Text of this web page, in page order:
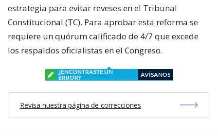
estrategia para evitar reveses en el Tribunal
Constitucional (TC). Para aprobar esta reforma se
requiere un quórum calificado de 4/7 que excede
los respaldos oficialistas en el Congreso.
¿ENCONTRASTE UN
ERROR?
AVÍSANOS
Revisa nuestra página de correcciones